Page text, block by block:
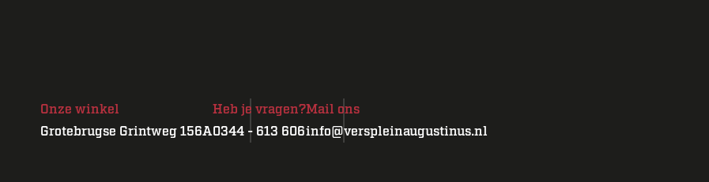
Onze winkel
Grotebrugse Grintweg 156A
Heb je vragen?
0344 - 613 606
Mail ons
info@verspleinaugustinus.nl